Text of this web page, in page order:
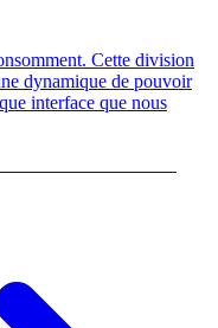
Cette division
dynamique de pouvoir
interface que nous